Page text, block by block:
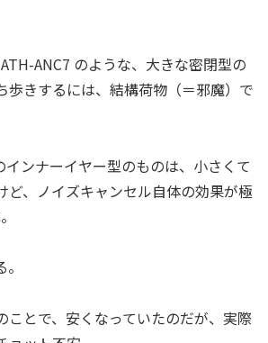
ANC7 のような、大きな密閉型の
歩きするには、結構荷物（＝邪魔）で
インナーイヤー型のものは、小さくて
ど、ノイズキャンセル自体の効果が極
ことで、安くなっていたのだが、実際